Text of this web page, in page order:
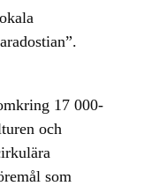
17 000-
och
som